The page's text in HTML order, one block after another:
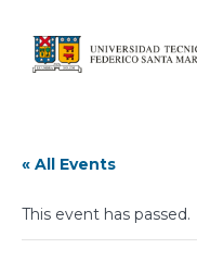
« All Events
This event has passed.